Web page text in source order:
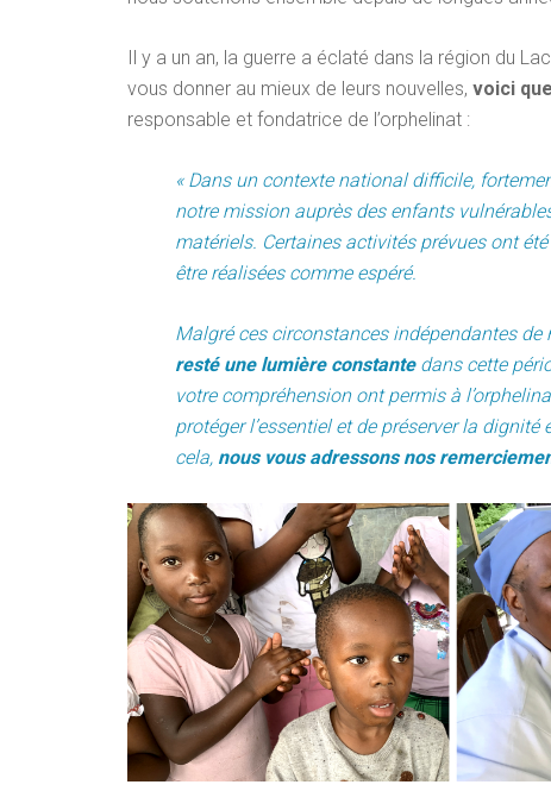
Il y a un an, la guerre a éclaté dans la région du
vous donner au mieux de leurs nouvelles, voici
responsable et fondatrice de l’orphelinat :
« Dans un contexte national difficile,
notre mission auprès des enfants
matériels. Certaines activités prévues ont
être réalisées comme espéré.
Malgré ces circonstances indépendantes de
resté une lumière constantedans cette
votre compréhension ont permis à
protéger l’essentiel et de préserver la
cela, nous vous adressons nos